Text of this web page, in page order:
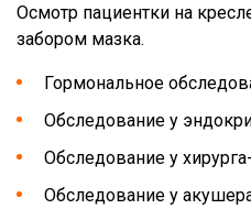
Осмотр пациентки на
забором мазка.
Гормональное
Обследование у
Обследование у
Обследование у